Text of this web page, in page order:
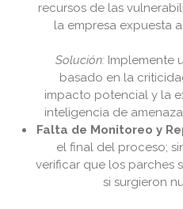
recursos de las
la empresa expuesta
Solución: Implemente
basado en la
impacto potencial y la
inteligencia de
Falta de Monitoreo y
el final del proceso;
verificar que los parches
si surgieron